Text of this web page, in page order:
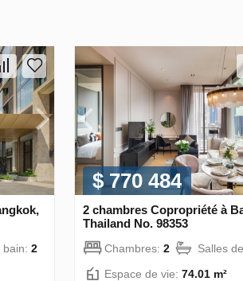
bain: 2
$ 770 484
2 chambres Copropriété à
Thailand No. 98353
Chambres: 2
Salles
Espace de vie: 74.01 m²